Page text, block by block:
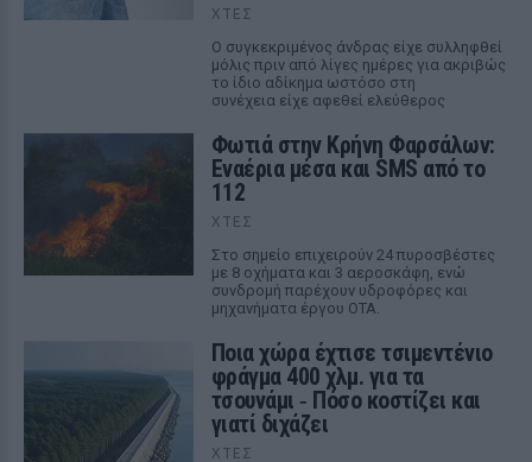
ΧΤΕΣ
Ο συγκεκριμένος άνδρας είχε συλληφθεί
μόλις πριν από λίγες ημέρες για ακριβώς
το ίδιο αδίκημα ωστόσο στη
συνέχεια είχε αφεθεί ελεύθερος
Φωτιά στην Κρήνη Φαρσάλων:
Εναέρια μέσα και SMS από το
112
ΧΤΕΣ
Στο σημείο επιχειρούν 24 πυροσβέστες
με 8 οχήματα και 3 αεροσκάφη, ενώ
συνδρομή παρέχουν υδροφόρες και
μηχανήματα έργου ΟΤΑ.
Ποια χώρα έχτισε τσιμεντένιο
φράγμα 400 χλμ. για τα
τσουνάμι ‑ Πόσο κοστίζει και
γιατί διχάζει
ΧΤΕΣ